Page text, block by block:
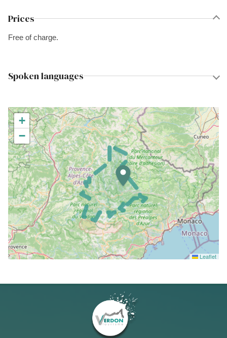
Prices
Free of charge.
Spoken languages
+
−
Leaflet